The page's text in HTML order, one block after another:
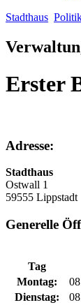
Stadthaus
Erster
Adresse:
Stadthaus
Ostwall 1
59555 Lippstadt
Generelle
Tag
Montag:
Dienstag: